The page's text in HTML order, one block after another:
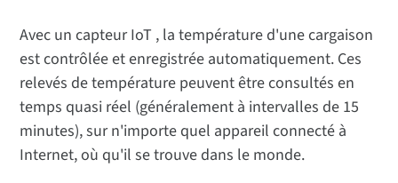
Avec un capteur IoT , la température d'une cargaison
est contrôlée et enregistrée automatiquement. Ces
relevés de température peuvent être consultés en
temps quasi réel (généralement à intervalles de 15
minutes), sur n'importe quel appareil connecté à
Internet, où qu'il se trouve dans le monde.